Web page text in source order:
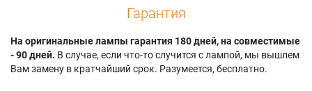
Гарантия
На оригинальные лампы гарантия 180 дней, на совместимые
- 90 дней. В случае, если что-то случится с лампой, мы вышлем
Вам замену в кратчайший срок. Разумеется, бесплатно.